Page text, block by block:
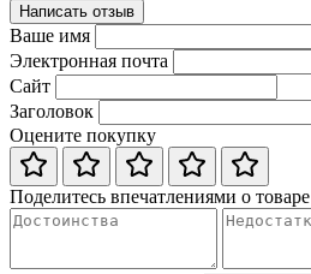
Написать отзыв
Ваше имя
Электронная почта
Сайт
Заголовок
Оцените покупку
Поделитесь впечатлениями о товаре